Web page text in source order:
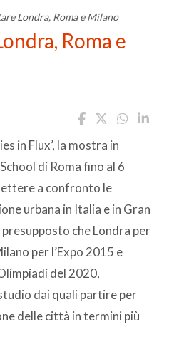
Londra, Roma e Milano
Roma e
in Flux’, la mostra in
di Roma fino al 6
a confronto le
urbana in Italia e in Gran
che Londra per
per l’Expo 2015 e
del 2020,
dai quali partire per
delle città in termini più